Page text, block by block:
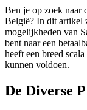
Ben je op zoek naar
België? In dit artikel
mogelijkheden van
bent naar een
heeft een breed
kunnen voldoen.
De Diverse